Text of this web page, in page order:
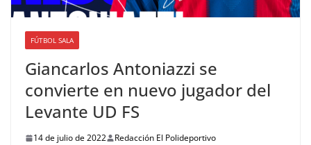
FÚTBOL SALA
Giancarlos Antoniazzi se
convierte en nuevo jugador del
Levante UD FS
14 de julio de 2022 Redacción El Polideportivo